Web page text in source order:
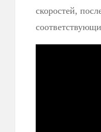
скоростей,